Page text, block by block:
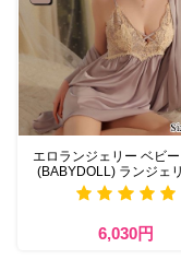
エロランジェリー ベビ
(BABYDOLL) ランジェ
6,030円